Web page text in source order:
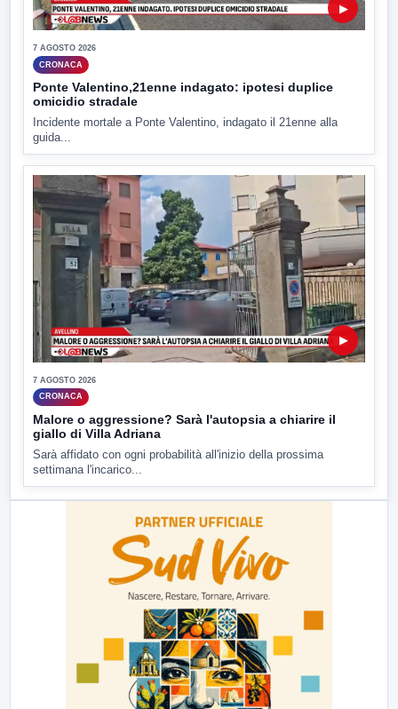
▶
7 AGOSTO 2026
CRONACA
Ponte Valentino,21enne indagato: ipotesi duplice
omicidio stradale
Incidente mortale a Ponte Valentino, indagato il 21enne alla
guida...
▶
7 AGOSTO 2026
CRONACA
Malore o aggressione? Sarà l'autopsia a chiarire il
giallo di Villa Adriana
Sarà affidato con ogni probabilità all'inizio della prossima
settimana l'incarico...